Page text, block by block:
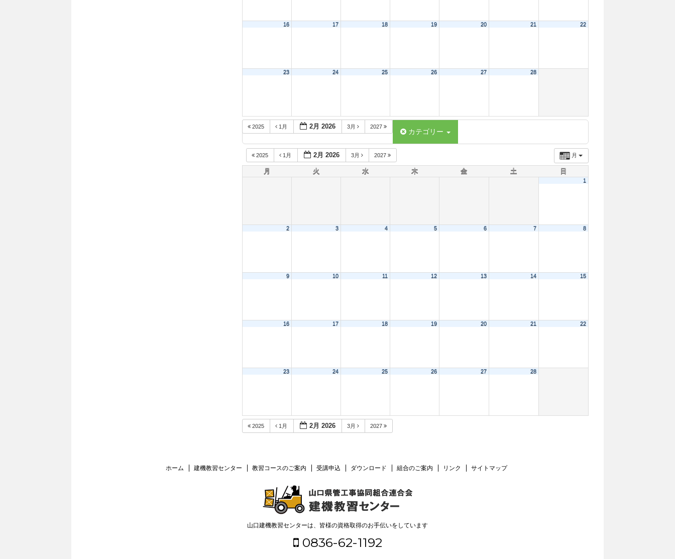
16 17 18 19 20 21 22
23 24 25 26 27 28
2025 1月 2月 2026 3月 2027
カテゴリー
月
2025 1月 2月 2026 3月 2027
月 火 水 木 金 土 日
1
2 3 4 5 6 7 8
9 10 11 12 13 14 15
16 17 18 19 20 21 22
23 24 25 26 27 28
2025 1月 2月 2026 3月 2027
ホーム 建機教習センター 教習コースのご案内 受講申込 ダウンロード 組合のご案内 リンク サイトマップ
山口建機教習センターは、皆様の資格取得のお手伝いをしています
0836-62-1192